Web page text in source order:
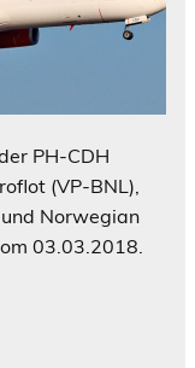
PH-CDH
(VP-BNL),
und Norwegian
03.03.2018.